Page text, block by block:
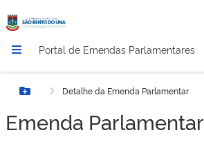
Portal de Emendas Parlamentares
Botão MenuDetalhe da Emenda Parlamentar
Emenda Parlamentar